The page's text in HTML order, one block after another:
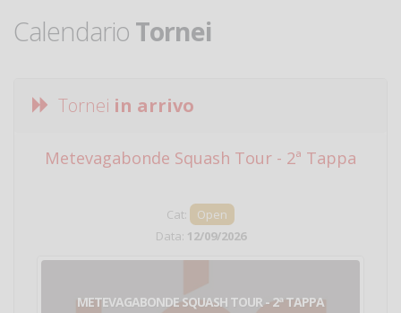
Calendario Tornei
Tornei in arrivo
Metevagabonde Squash Tour - 2ª Tappa
Cat:
Open
Data: 12/09/2026
METEVAGABONDE SQUASH TOUR - 2ª TAPPA